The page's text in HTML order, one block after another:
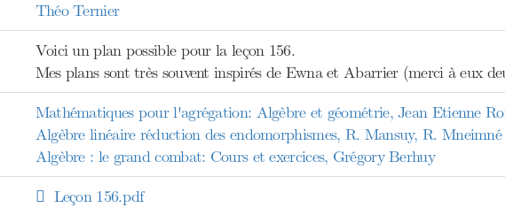
Théo Ternier
Voici un plan possible pour la leçon 156.
Mes plans sont très souvent inspirés de Ewna et Abarrier (merci à eux
Mathématiques pour l'agrégation: Algèbre et géométrie, Jean Etienne
Algèbre linéaire réduction des endomorphismes, R. Mansuy, R. Mneimné
Algèbre : le grand combat: Cours et exercices, Grégory Berhuy
Leçon 156.pdf